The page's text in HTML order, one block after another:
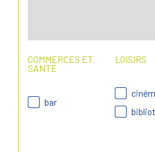
COMMERCES ET
SANTÉ
bar
LOISIRS